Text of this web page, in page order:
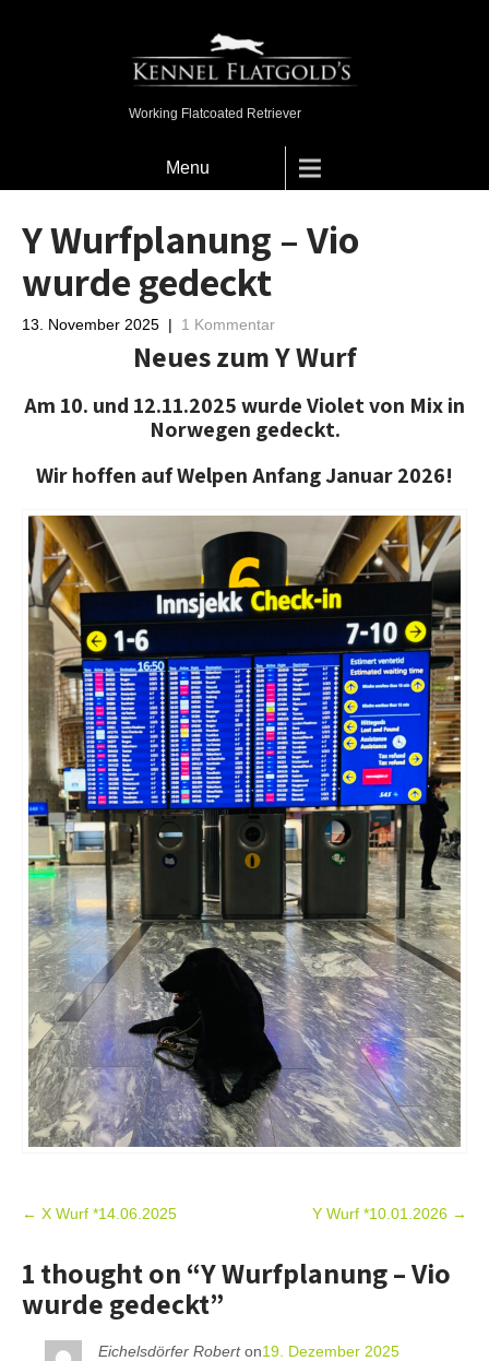
Working Flatcoated Retriever
Menu
Y Wurfplanung – Vio
wurde gedeckt
13. November 2025 | 1 Kommentar
Neues zum Y Wurf
Am 10. und 12.11.2025 wurde Violet von Mix in
Norwegen gedeckt.
Wir hoffen auf Welpen Anfang Januar 2026!
Post
← X Wurf *14.06.2025 Y Wurf *10.01.2026 →
1 thought on “Y Wurfplanung – Vio
wurde gedeckt”
Eichelsdörfer Roberton19. Dezember 2025